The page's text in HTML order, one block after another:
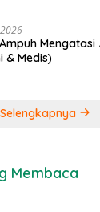
Mengatasi
& Medis)
Selengkapnya
Membaca